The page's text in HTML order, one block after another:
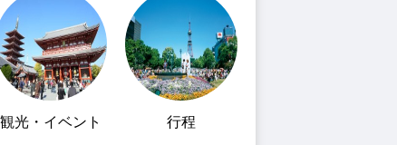
観光・イベント 行程